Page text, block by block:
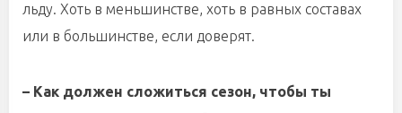
льду. Хоть в меньшинстве, хоть в равных составах
или в большинстве, если доверят.
– Как должен сложиться сезон, чтобы ты